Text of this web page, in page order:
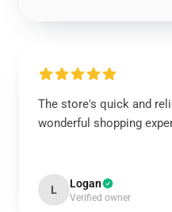
The store's quick and
wonderful shopping
L Logan
Verified owner